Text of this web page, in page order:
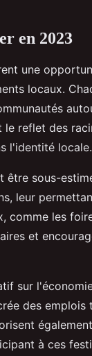
en 2023
une
locaux.
reflet des
l'identité locale.
sous-
leur
comme les
et
sur
des emplois
à ces